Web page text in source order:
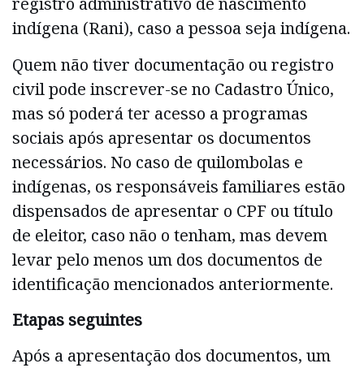
indígena (Rani), caso a pessoa seja indígena.
Quem não tiver documentação ou registro
civil pode inscrever-se no Cadastro Único,
mas só poderá ter acesso a programas
sociais após apresentar os documentos
necessários. No caso de quilombolas e
indígenas, os responsáveis familiares estão
dispensados de apresentar o CPF ou título
de eleitor, caso não o tenham, mas devem
levar pelo menos um dos documentos de
identificação mencionados anteriormente.
Etapas seguintes
Após a apresentação dos documentos, um